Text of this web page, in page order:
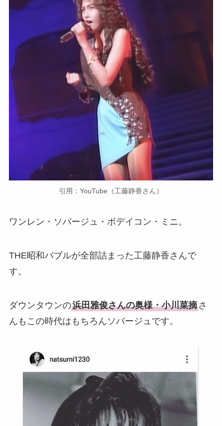
引用：YouTube（工藤静香さん）
ワンレン・ソバージュ・ボデイコン・ミニ。
THE昭和バブルが全部詰まった工藤静香さんで
す。
ダウンタウンの浜田雅俊さんの奥様・小川菜摘さ
んもこの時代はもちろんソバージュです。